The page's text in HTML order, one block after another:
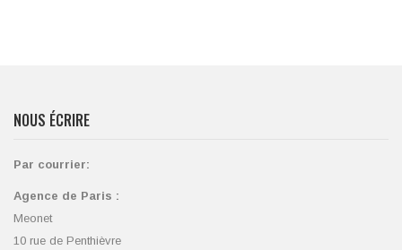
NOUS ÉCRIRE
Par courrier:
Agence de Paris :
Meonet
10 rue de Penthièvre